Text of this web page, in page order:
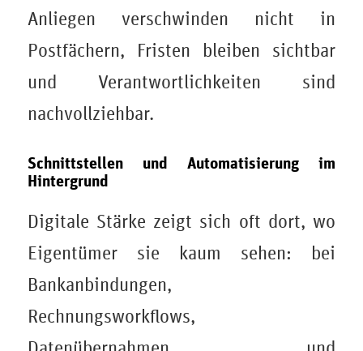
Anliegen verschwinden nicht in
Postfächern, Fristen bleiben sichtbar
und Verantwortlichkeiten sind
nachvollziehbar.
Schnittstellen und Automatisierung im
Hintergrund
Digitale Stärke zeigt sich oft dort, wo
Eigentümer sie kaum sehen: bei
Bankanbindungen,
Rechnungsworkflows,